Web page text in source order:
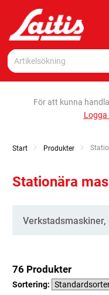
För att kunna
Logga
Start Produkter
Stationära
Kategorier
76 Produkter
Sortering: